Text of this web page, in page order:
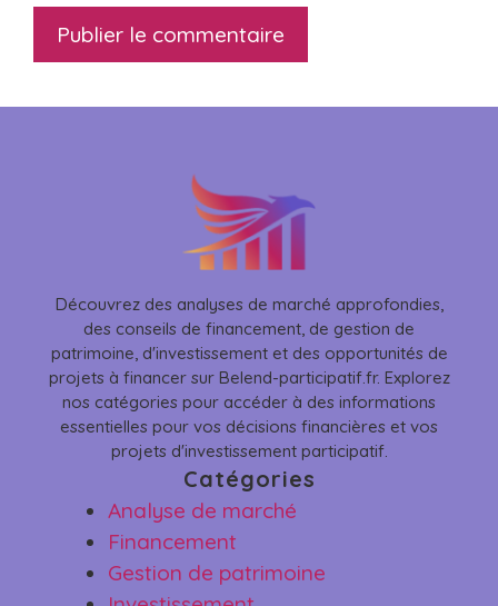
Découvrez des analyses de marché approfondies,
des conseils de financement, de gestion de
patrimoine, d'investissement et des opportunités de
projets à financer sur Belend-participatif.fr. Explorez
nos catégories pour accéder à des informations
essentielles pour vos décisions financières et vos
projets d'investissement participatif.
Catégories
Analyse de marché
Financement
Gestion de patrimoine